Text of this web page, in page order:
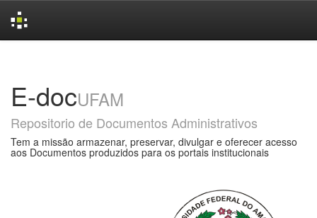
E-docUFAM
Repositorio de Documentos Administrativos
Tem a missão armazenar, preservar, divulgar e oferecer acesso
aos Documentos produzidos para os portais institucionais